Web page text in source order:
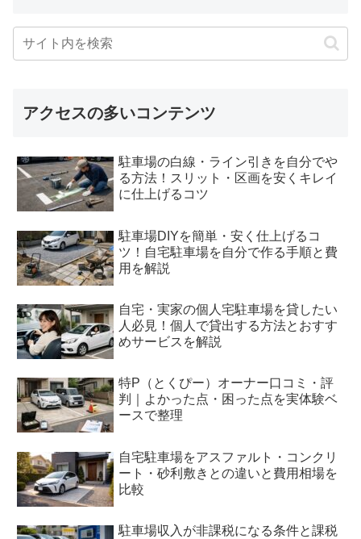
アクセスの多いコンテンツ
駐車場の白線・ライン引きを自分でや
る方法！スリット・区画を安くキレイ
に仕上げるコツ
駐車場DIYを簡単・安く仕上げるコ
ツ！自宅駐車場を自分で作る手順と費
用を解説
自宅・実家の個人宅駐車場を貸したい
人必見！個人で貸出する方法とおすす
めサービスを解説
特P（とくぴー）オーナー口コミ・評
判｜よかった点・困った点を実体験ベ
ースで整理
自宅駐車場をアスファルト・コンクリ
ート・砂利敷きとの違いと費用相場を
比較
駐車場収入が非課税になる条件と課税